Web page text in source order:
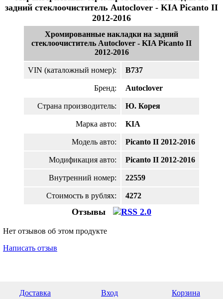
задний стеклоочиститель Autoclover - KIA Picanto II
2012-2016
Хромированные накладки на задний
стеклоочиститель Autoclover - KIA Picanto II
2012-2016
VIN (каталожный номер): B737
Бренд: Autoclover
Страна производитель: Ю. Корея
Марка авто: KIA
Модель авто: Picanto II 2012-2016
Модификация авто: Picanto II 2012-2016
Внутренний номер: 22559
Стоимость в рублях: 4272
Отзывы
Нет отзывов об этом продукте
Написать отзыв
Доставка Вход Корзина